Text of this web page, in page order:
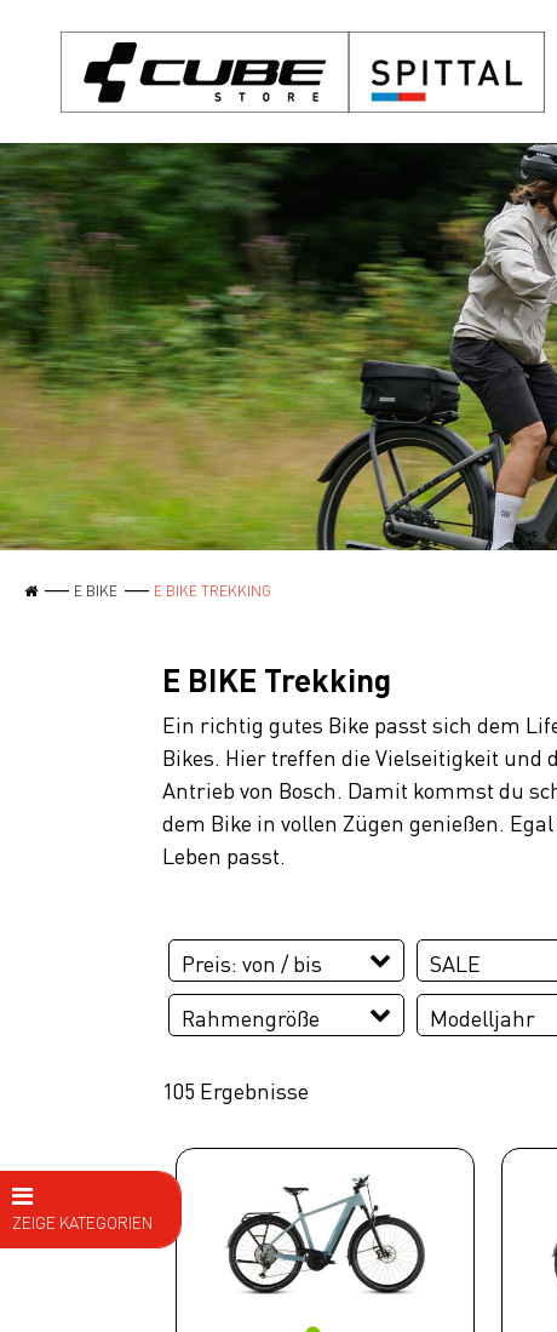
E BIKE E BIKE TREKKING
ZEIGE KATEGORIEN
E BIKE Trekking
Ein richtig gutes Bike passt sich dem
Bikes. Hier treffen die Vielseitigkeit
Antrieb von Bosch. Damit kommst du
dem Bike in vollen Zügen genießen.
Leben passt.
Preis: von / bis SALE
SALE
Rahmengröße
50 cm
58 cm
Modelljahr
105 Ergebnisse